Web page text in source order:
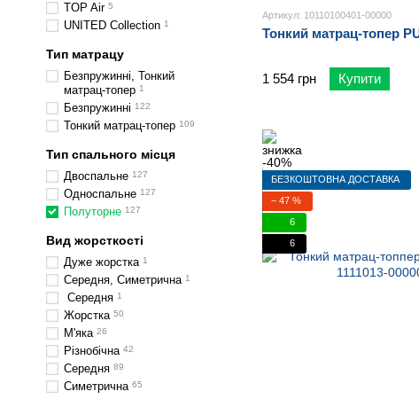
Артикул: 10110100401-00000
Тонкий матрац-топер
1 554 грн Купити
БЕЗКОШТОВНА ДОСТАВКА
− 47 %
6
6
TOP Air 5
UNITED Collection 1
Тип матрацу
Безпружинні, Тонкий
матрац-топер 1
Безпружинні 122
Тонкий матрац-топер 109
Тип спального місця
Двоспальне 127
Односпальне 127
Полуторне 127
Вид жорсткості
Дуже жорстка 1
Середня, Симетрична 1
Середня 1
Жорстка 50
М'яка 26
Різнобічна 42
Середня 89
Симетрична 65